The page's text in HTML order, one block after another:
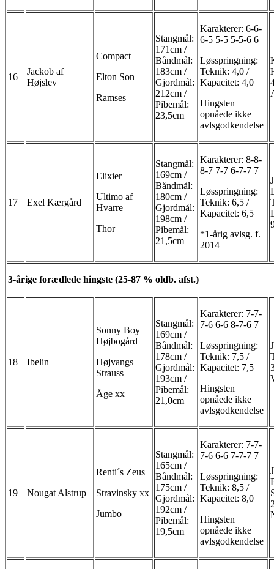
16
Jackob af
Højslev
Compact
Elton Son
Ramses
Stangmål:
171cm /
Båndmål:
183cm /
Gjordmål:
212cm /
Pibemål:
23,5cm
Karakterer: 6-6-
6-5 5-5 5-5-6 6
Løsspringning:
Teknik: 4,0 /
Kapacitet: 4,0
Hingsten
opnåede ikke
avlsgodkendelse
17 Exel Kærgård
Elixier
Ultimo af
Hvarre
Thor
Stangmål:
169cm /
Båndmål:
180cm /
Gjordmål:
198cm /
Pibemål:
21,5cm
Karakterer: 8-8-
8-7 7-7 6-7-7 7
Løsspringning:
Teknik: 6,5 /
Kapacitet: 6,5
*1-årig avlsg. f.
2014
3-årige forædlede hingste (25-87 % oldb. afst.)
18 Ibelin
Sonny Boy
Højbogård
Højvangs
Strauss
Åge xx
Stangmål:
169cm /
Båndmål:
178cm /
Gjordmål:
193cm /
Pibemål:
21,0cm
Karakterer: 7-7-
7-6 6-6 8-7-6 7
Løsspringning:
Teknik: 7,5 /
Kapacitet: 7,5
Hingsten
opnåede ikke
avlsgodkendelse
19 Nougat Alstrup
Renti´s Zeus
Stravinsky xx
Jumbo
Stangmål:
165cm /
Båndmål:
175cm /
Gjordmål:
192cm /
Pibemål:
19,5cm
Karakterer: 7-7-
7-6 6-6 7-7-7 7
Løsspringning:
Teknik: 8,5 /
Kapacitet: 8,0
Hingsten
opnåede ikke
avlsgodkendelse